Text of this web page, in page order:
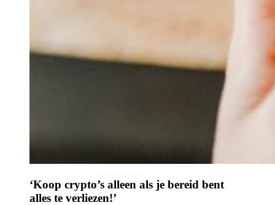
‘Koop crypto’s alleen als je bereid bent
alles te verliezen!’